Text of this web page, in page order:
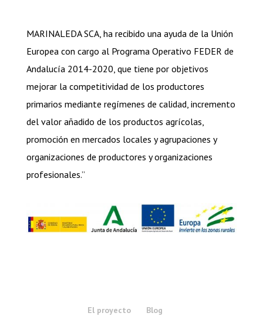
MARINALEDA SCA, ha recibido una ayuda de la Unión
Europea con cargo al Programa Operativo FEDER de
Andalucía 2014-2020, que tiene por objetivos
mejorar la competitividad de los productores
primarios mediante regímenes de calidad, incremento
del valor añadido de los productos agrícolas,
promoción en mercados locales y agrupaciones y
organizaciones de productores y organizaciones
profesionales.”
El proyecto Blog